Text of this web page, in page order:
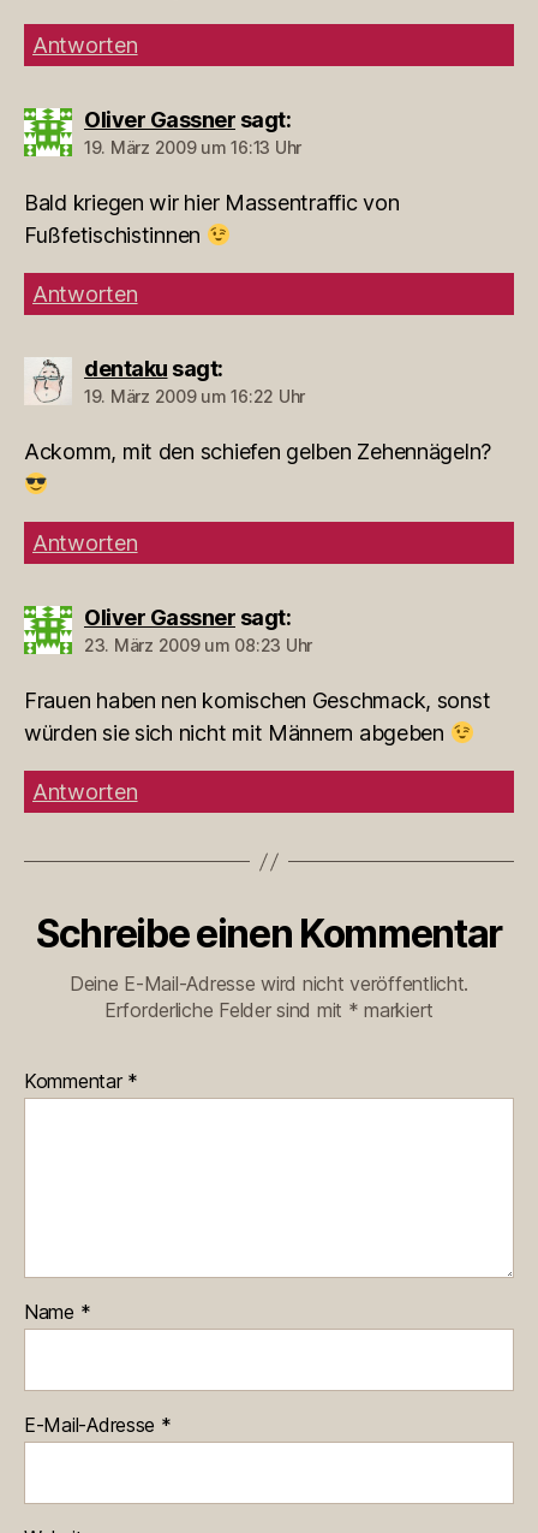
Antworten
Oliver Gassner sagt:
19. März 2009 um 16:13 Uhr
Bald kriegen wir hier Massentraffic von
Fußfetischistinnen
Antworten
dentaku sagt:
19. März 2009 um 16:22 Uhr
Ackomm, mit den schiefen gelben Zehennägeln?
Antworten
Oliver Gassner sagt:
23. März 2009 um 08:23 Uhr
Frauen haben nen komischen Geschmack, sonst
würden sie sich nicht mit Männern abgeben
Antworten
Schreibe einen Kommentar
Deine E-Mail-Adresse wird nicht veröffentlicht.
Erforderliche Felder sind mit * markiert
Kommentar *
Name *
E-Mail-Adresse *